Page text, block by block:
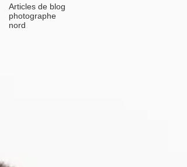
Articles de blog
photographe
nord